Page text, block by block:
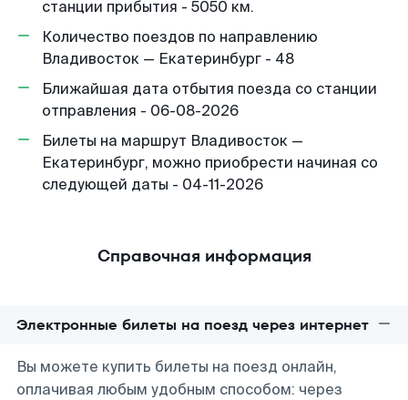
станции прибытия - 5050 км.
Количество поездов по направлению
Владивосток — Екатеринбург - 48
Ближайшая дата отбытия поезда со станции
отправления - 06-08-2026
Билеты на маршрут Владивосток —
Екатеринбург, можно приобрести начиная со
следующей даты - 04-11-2026
Справочная информация
Электронные билеты на поезд через интернет
Вы можете купить билеты на поезд онлайн,
оплачивая любым удобным способом: через